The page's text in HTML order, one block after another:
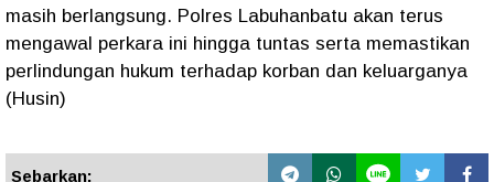
masih berlangsung. Polres Labuhanbatu akan terus
mengawal perkara ini hingga tuntas serta memastikan
perlindungan hukum terhadap korban dan keluarganya
(Husin)
Sebarkan: